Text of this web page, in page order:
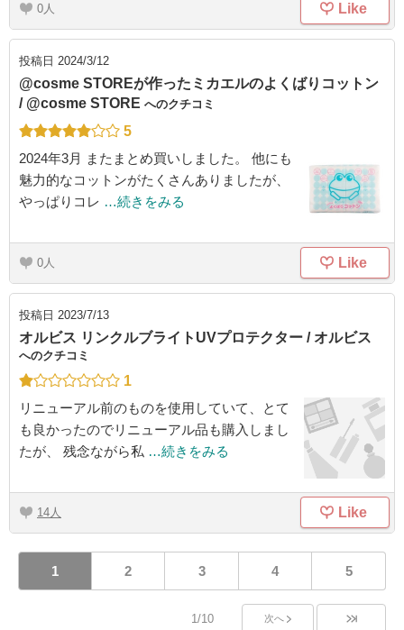
0 Like
投稿日 2024/3/12
@cosme STOREが作ったミカエルのよくばりコットン
/ @cosme STORE へのクチコミ
5
2024年3月 またまとめ買いしました。 他にも
魅力的なコットンがたくさんありましたが、
やっぱりコレ …続きをみる
0 Like
投稿日 2023/7/13
オルビス リンクルブライトUVプロテクター / オルビス
へのクチコミ
1
リニューアル前のものを使用していて、とて
も良かったのでリニューアル品も購入しまし
たが、 残念ながら私 …続きをみる
14 Like
1 2 3 4 5
1/10 次へ